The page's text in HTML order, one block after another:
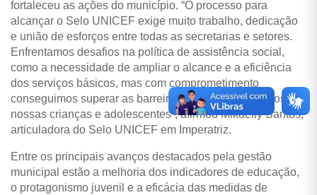
fortaleceu as ações do município. “O processo para
alcançar o Selo UNICEF exige muito trabalho, dedicação
e união de esforços entre todas as secretarias e setores.
Enfrentamos desafios na política de assistência social,
como a necessidade de ampliar o alcance e a eficiência
dos serviços básicos, mas com comprometimento
conseguimos superar as barreiras e garantir os direitos de
nossas crianças e adolescentes”, afirmou Mikaelly Santos,
articuladora do Selo UNICEF em Imperatriz.
Entre os principais avanços destacados pela gestão
municipal estão a melhoria dos indicadores de educação,
o protagonismo juvenil e a eficácia das medidas de